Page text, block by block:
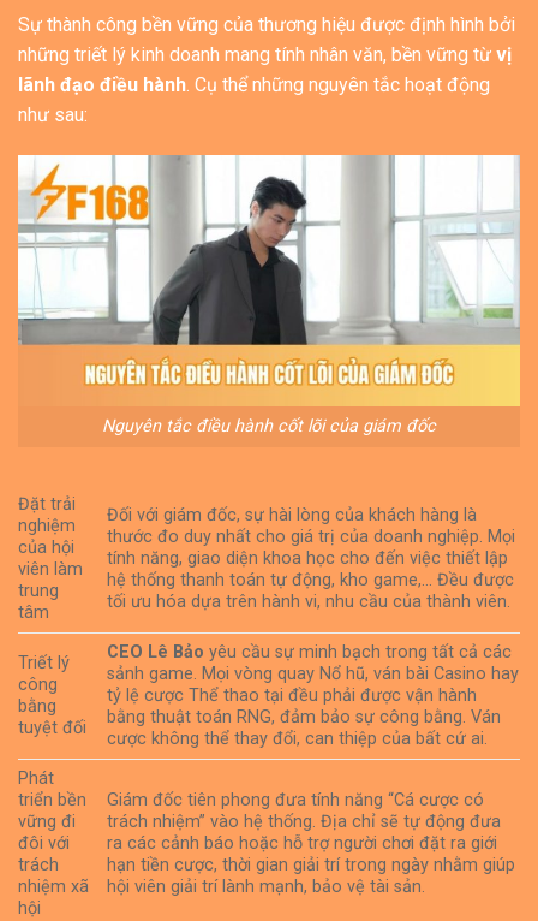
Sự thành công bền vững của thương hiệu được định hình bởi
những triết lý kinh doanh mang tính nhân văn, bền vững từ vị
lãnh đạo điều hành. Cụ thể những nguyên tắc hoạt động
như sau:
Nguyên tắc điều hành cốt lõi của giám đốc
Đặt trải
nghiệm
của hội
viên làm
trung
tâm
Đối với giám đốc, sự hài lòng của khách hàng là
thước đo duy nhất cho giá trị của doanh nghiệp. Mọi
tính năng, giao diện khoa học cho đến việc thiết lập
hệ thống thanh toán tự động, kho game,… Đều được
tối ưu hóa dựa trên hành vi, nhu cầu của thành viên.
Triết lý
công
bằng
tuyệt đối
CEO Lê Bảo yêu cầu sự minh bạch trong tất cả các
sảnh game. Mọi vòng quay Nổ hũ, ván bài Casino hay
tỷ lệ cược Thể thao tại đều phải được vận hành
bằng thuật toán RNG, đảm bảo sự công bằng. Ván
cược không thể thay đổi, can thiệp của bất cứ ai.
Phát
triển bền
vững đi
đôi với
trách
nhiệm xã
hội
Giám đốc tiên phong đưa tính năng “Cá cược có
trách nhiệm” vào hệ thống. Địa chỉ sẽ tự động đưa
ra các cảnh báo hoặc hỗ trợ người chơi đặt ra giới
hạn tiền cược, thời gian giải trí trong ngày nhằm giúp
hội viên giải trí lành mạnh, bảo vệ tài sản.